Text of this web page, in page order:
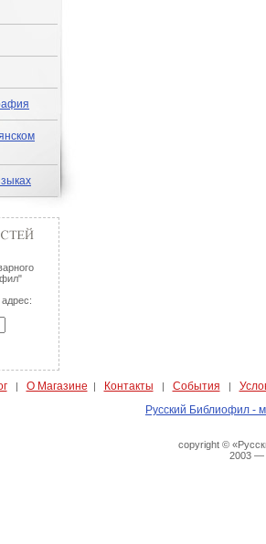
| О Магазине | Контакты | События |
Русский Библиофил -
copyright ©
2003 —